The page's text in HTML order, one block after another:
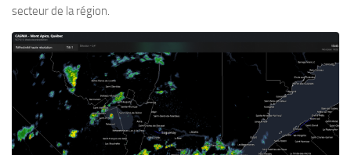
secteur de la région.